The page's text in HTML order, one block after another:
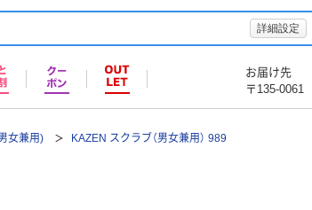
詳細設定
お届け先
〒135-0061
女兼用) KAZEN スクラブ（男女兼用） 989